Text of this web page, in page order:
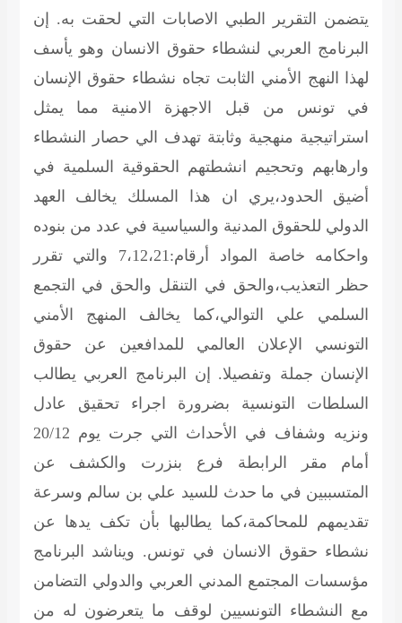
يتضمن التقرير الطبي الاصابات التي لحقت به. إن
البرنامج العربي لنشطاء حقوق الانسان وهو يأسف
لهذا النهج الأمني الثابت تجاه نشطاء حقوق الإنسان
في تونس من قبل الاجهزة الامنية مما يمثل
استراتيجية منهجية وثابتة تهدف الي حصار النشطاء
وارهابهم وتحجيم انشطتهم الحقوقية السلمية في
أضيق الحدود،يري ان هذا المسلك يخالف العهد
الدولي للحقوق المدنية والسياسية في عدد من بنوده
واحكامه خاصة المواد أرقام:7،12،21 والتي تقرر
حظر التعذيب،والحق في التنقل والحق في التجمع
السلمي علي التوالي،كما يخالف المنهج الأمني
التونسي الإعلان العالمي للمدافعين عن حقوق
الإنسان جملة وتفصيلا. إن البرنامج العربي يطالب
السلطات التونسية بضرورة اجراء تحقيق عادل
ونزيه وشفاف في الأحداث التي جرت يوم 20/12
أمام مقر الرابطة فرع بنزرت والكشف عن
المتسببين في ما حدث للسيد علي بن سالم وسرعة
تقديمهم للمحاكمة،كما يطالبها بأن تكف يدها عن
نشطاء حقوق الانسان في تونس. ويناشد البرنامج
مؤسسات المجتمع المدني العربي والدولي التضامن
مع النشطاء التونسيين لوقف ما يتعرضون له من